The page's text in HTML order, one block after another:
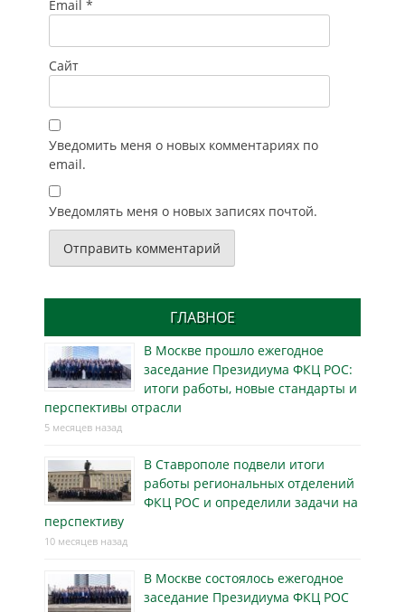
Email *
Сайт
Уведомить меня о новых комментариях по
email.
Уведомлять меня о новых записях почтой.
ГЛАВНОЕ
В Москве прошло ежегодное
заседание Президиума ФКЦ РОС:
итоги работы, новые стандарты и
перспективы отрасли
5 месяцев назад
В Ставрополе подвели итоги
работы региональных отделений
ФКЦ РОС и определили задачи на
перспективу
10 месяцев назад
В Москве состоялось ежегодное
заседание Президиума ФКЦ РОС